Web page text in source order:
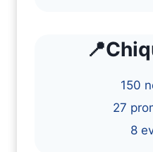
150
27
8